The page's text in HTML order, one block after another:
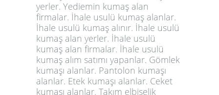
yerler. Yediemin kumaş alan
firmalar. İhale usulü kumaş alanlar.
İhale usulü kumaş alınır. İhale usulü
kumaş alan yerler. İhale usulü
kumaş alan firmalar. İhale usulü
kumaş alım satımı yapanlar. Gömlek
kumaşı alanlar. Pantolon kumaşı
alanlar. Etek kumaşı alanlar. Ceket
kumaşı alanlar. Takım elbiselik